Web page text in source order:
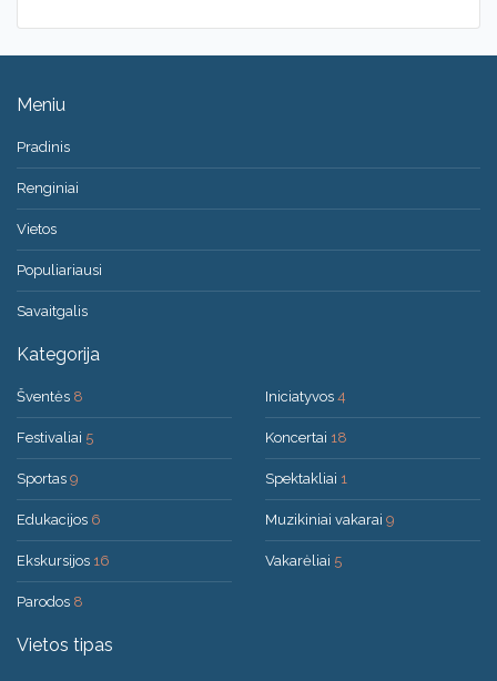
Meniu
Pradinis
Renginiai
Vietos
Populiariausi
Savaitgalis
Kategorija
Šventės 8
Festivaliai 5
Sportas 9
Edukacijos 6
Ekskursijos 16
Parodos 8
Iniciatyvos 4
Koncertai 18
Spektakliai 1
Muzikiniai vakarai 9
Vakarėliai 5
Vietos tipas